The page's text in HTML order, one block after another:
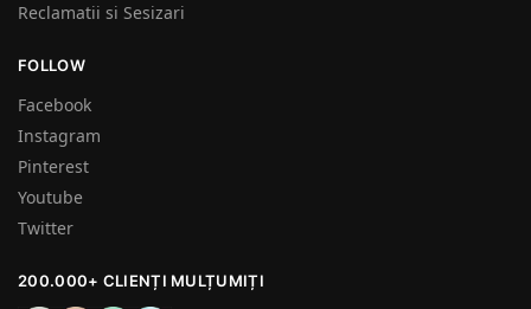
Reclamatii si Sesizari
FOLLOW
Facebook
Instagram
Pinterest
Youtube
Twitter
200.000+ CLIENȚI MULȚUMIȚI